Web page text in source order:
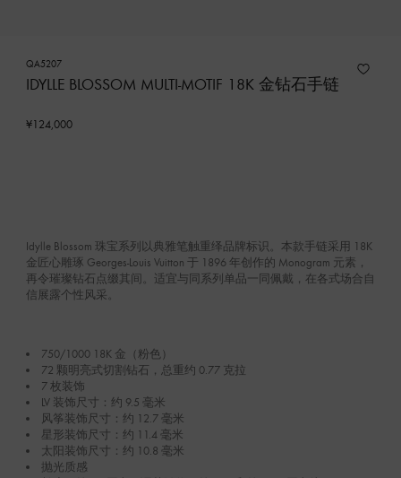
QA5207
IDYLLE BLOSSOM MULTI-MOTIF 18K 金钻石手链
¥124,000
Idylle Blossom 珠宝系列以典雅笔触重绎品牌标识。本款手链采用 18K
金匠心雕琢 Georges-Louis Vuitton 于 1896 年创作的 Monogram 元素，
再令璀璨钻石点缀其间。适宜与同系列单品一同佩戴，在各式场合自
信展露个性风采。
750/1000 18K 金（粉色）
72 颗明亮式切割钻石，总重约 0.77 克拉
7 枚装饰
LV 装饰尺寸：约 9.5 毫米
风筝装饰尺寸：约 12.7 毫米
星形装饰尺寸：约 11.4 毫米
太阳装饰尺寸：约 10.8 毫米
抛光质感